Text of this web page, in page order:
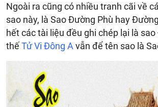
Ngoài ra cũng có nhiều tranh cãi về
sao này, là Sao Đường Phù hay
hết các tài liệu đều ghi chép lại là
thếTử Vi Đông A vẫn để tên sao là